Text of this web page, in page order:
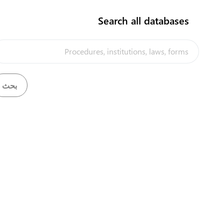
Search all databases
مشروع